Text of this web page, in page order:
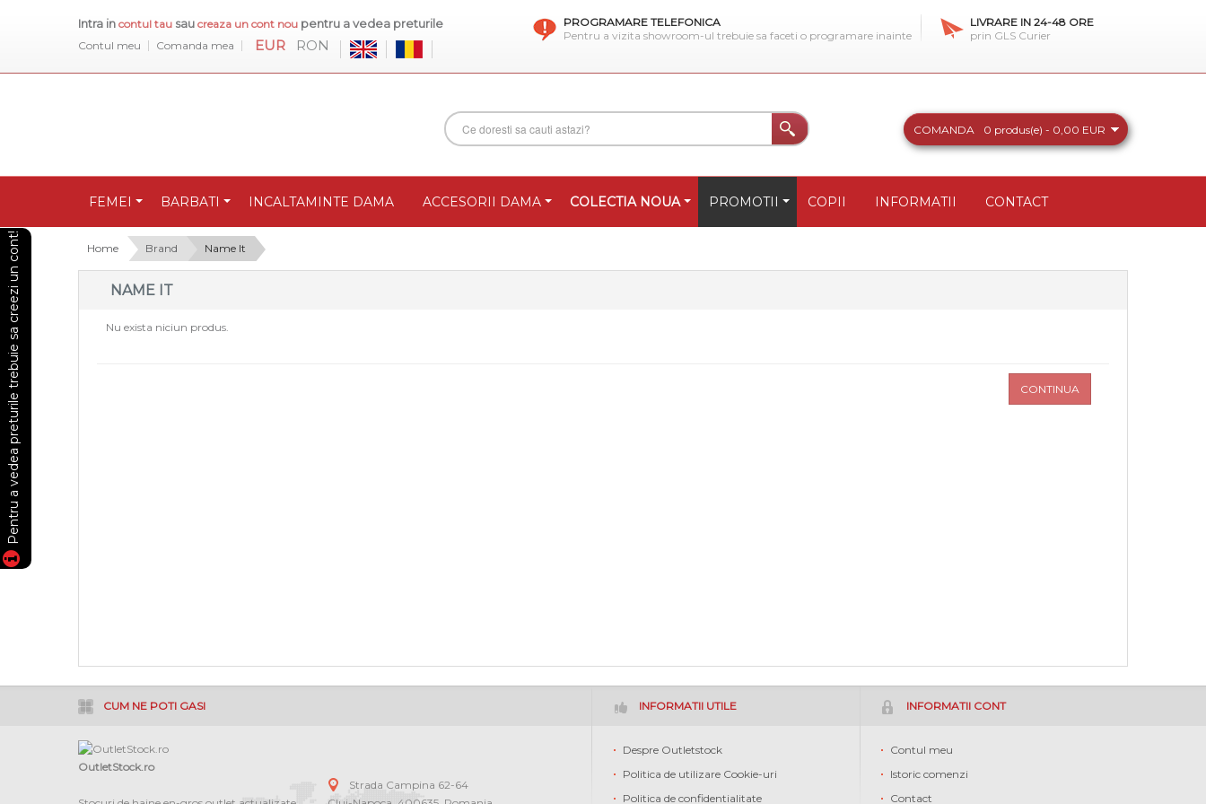
Intra in contul tau sau creaza un cont nou pentru a vedea preturile
Contul meu Comanda mea EUR RON
PROGRAMARE TELEFONICA
Pentru a vizita showroom-ul trebuie sa faceti o programare inainte
LIVRARE IN 24-48 ORE
prin GLS Curier
COMANDA 0 produs(e) - 0,00 EUR
FEMEI BARBATI INCALTAMINTE DAMA ACCESORII DAMA COLECTIA NOUA PROMOTII COPII INFORMATII CONTACT
Home Brand Name It
NAME IT
Nu exista niciun produs.
CONTINUA
CUM NE POTI GASI
OutletStock.ro
Strada Campina 62-64
INFORMATII UTILE
Despre Outletstock
Politica de utilizare Cookie-uri
Politica de confidentialitate
INFORMATII CONT
Contul meu
Istoric comenzi
Contact
Pentru a vedea preturile trebuie sa creezi un cont!